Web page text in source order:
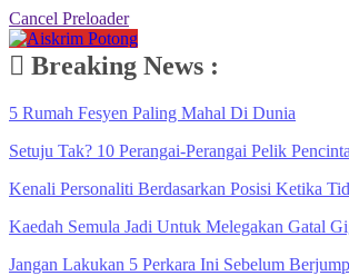
Cancel Preloader
Breaking News :
5 Rumah Fesyen Paling Mahal Di Dunia
Setuju Tak? 10 Perangai-Perangai Pelik
Kenali Personaliti Berdasarkan Posisi Ketika
Kaedah Semula Jadi Untuk Melegakan Gatal
Jangan Lakukan 5 Perkara Ini Sebelum